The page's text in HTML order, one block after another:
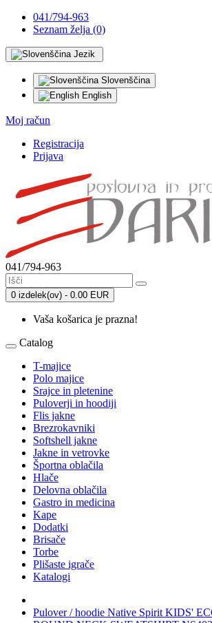
041/794-963
Seznam želja (0)
Jezik
Slovenščina
English
Moj račun
Registracija
Prijava
041/794-963
0 izdelek(ov) - 0.00 EUR
Vaša košarica je prazna!
Catalog
T-majice
Polo majice
Srajce in pletenine
Puloverji in hoodiji
Flis jakne
Brezrokavniki
Softshell jakne
Jakne in vetrovke
Športna oblačila
Hlače
Delovna oblačila
Gastro in medicina
Kape
Dodatki
Brisače
Torbe
Plišaste igrače
Katalogi
Pulover / hoodie Native Spirit KIDS'